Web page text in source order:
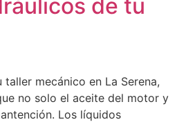
de tu
taller mecánico en La Serena,
no solo el aceite del motor y
Los líquidos